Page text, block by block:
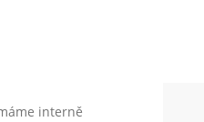
interně